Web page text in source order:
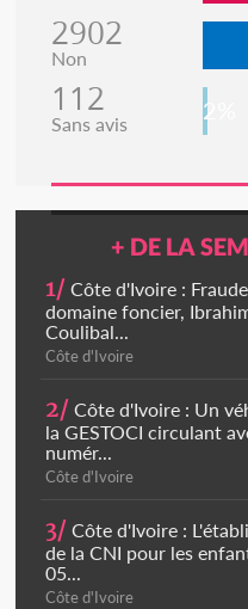
2902
Non
112
Sans avis 2%
+ DE LA
1/ Côte d'Ivoire :
domaine foncier,
Coulibal...
Côte d'Ivoire
2/ Côte d'Ivoire : Un
la GESTOCI circulant
numér...
Côte d'Ivoire
3/ Côte d'Ivoire :
de la CNI pour les
05...
Côte d'Ivoire